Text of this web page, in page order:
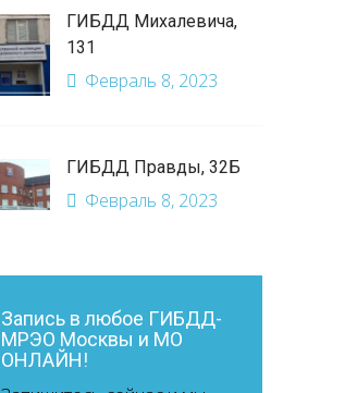
ГИБДД Михалевича,
131
Февраль 8, 2023
ГИБДД Правды, 32Б
Февраль 8, 2023
Запись в любое ГИБДД-
МРЭО Москвы и МО
ОНЛАЙН!